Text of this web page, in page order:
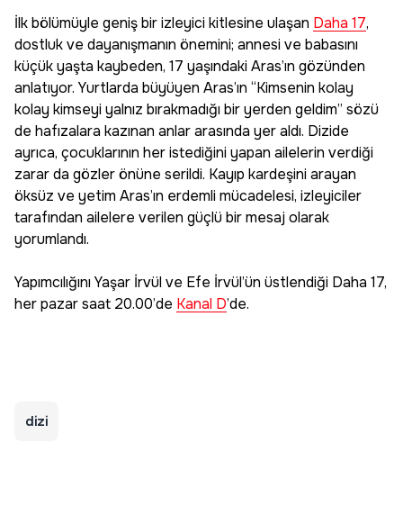
İlk bölümüyle geniş bir izleyici kitlesine ulaşan Daha 17,
dostluk ve dayanışmanın önemini; annesi ve babasını
küçük yaşta kaybeden, 17 yaşındaki Aras’ın gözünden
anlatıyor. Yurtlarda büyüyen Aras’ın “Kimsenin kolay
kolay kimseyi yalnız bırakmadığı bir yerden geldim” sözü
de hafızalara kazınan anlar arasında yer aldı. Dizide
ayrıca, çocuklarının her istediğini yapan ailelerin verdiği
zarar da gözler önüne serildi. Kayıp kardeşini arayan
öksüz ve yetim Aras’ın erdemli mücadelesi, izleyiciler
tarafından ailelere verilen güçlü bir mesaj olarak
yorumlandı.
Yapımcılığını Yaşar İrvül ve Efe İrvül’ün üstlendiği Daha 17,
her pazar saat 20.00’de Kanal D’de.
dizi